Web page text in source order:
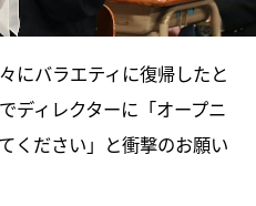
にバラエティに復帰したと
ディレクターに「オープニ
ください」と衝撃のお願い